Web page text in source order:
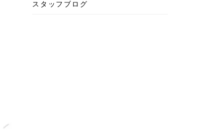
2025年5月
スタッフブログ